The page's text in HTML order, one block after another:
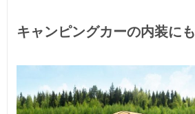
キャンピングカーの内装にも